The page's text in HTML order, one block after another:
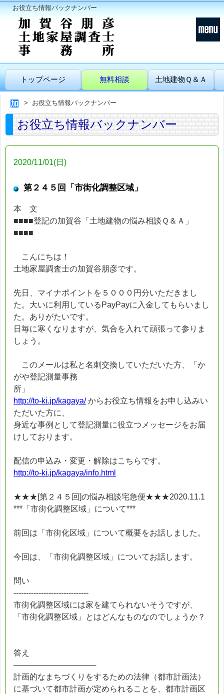
お役立ち情報バックナンバー
トップページ 無料相談 土地建物Ｑ＆Ａ
お役立ち情報バックナンバー
お役立ち情報バックナンバー
2020/11/01(日)
第２４５回「市街化調整区域」
本 文
■■■■登記の加賀谷「土地建物の悩み相談Ｑ＆Ａ」
■■■■
こんにちは！
土地家屋調査士の加賀谷朋彦です。
先日、マイナポイントを５０００円分いただきまし
た。大いに利用しているPayPayに入金してもらいまし
た。ありがたいです。
日毎に寒くなりますが、気合を入れて頑張って参りま
しょう。
このメールは私と名刺交換していただいた方、「か
がや登記測量事務
所」
http://to-ki.jp/kagaya/からお役立ち情報をお申し込みい
ただいた方に、
身近な事例として登記測量に役立つメッセージをお届
けしております。
配信の申込み・変更・解除はこちらです。
http://to-ki.jp/kagaya/info.html
★★★[第２４５回]の悩み相談宅急便★★★2020.11.1
***「市街化調整区域」について***
前回は「市街化区域」について概要をお話しました。
今回は、「市街化調整区域」についてお話します。
問い
------------------------------
市街化調整区域には家を建てられないそうですが、
「市街化調整区域」とはどんなものなのでしょうか？
答え
───────────────
計画的なまちづくりをするための法律（都市計画法）
に基づいて都市計画が定められることを、都市計画区